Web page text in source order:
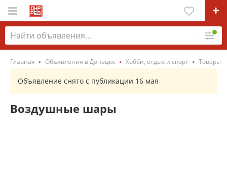
Главная Объявления в Донецке Хобби, отдых и спорт Товары
Объявление снято с публикации 16 мая
Воздушные шары